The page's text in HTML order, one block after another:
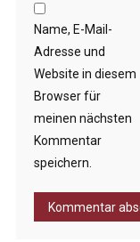
Name, E-Mail-
Adresse und
Website in diesem
Browser für
meinen nächsten
Kommentar
speichern.